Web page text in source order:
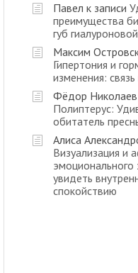
Павел к записи
преимущества
губ
Максим
Гипертония и
изменения:
Фёдор Николаев
Полиптерус:
обитатель
Алиса
Визуализация и
эмоционального
увидеть
спокойствию